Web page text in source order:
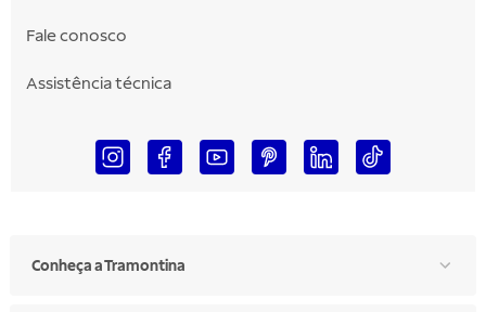
Fale conosco
Assistência técnica
Conheça a Tramontina